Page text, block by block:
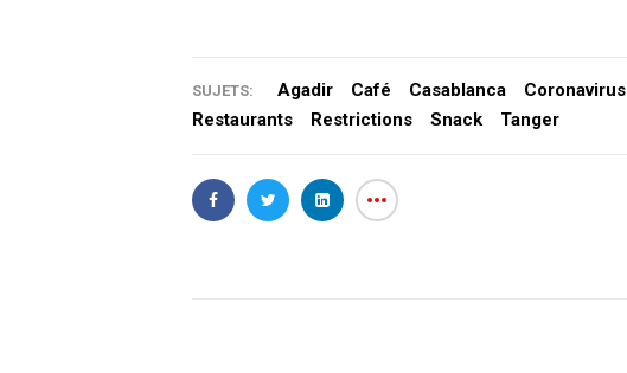
SUJETS: Agadir Café Casablanca Coronavirus
Restaurants
Restrictions Snack Tanger